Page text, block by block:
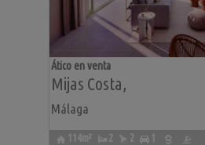
Mijas Costa,
Málaga
Ático en venta
114m² 2 2 1